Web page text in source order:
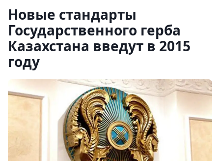
Новые стандарты
Государственного герба
Казахстана введут в 2015
году